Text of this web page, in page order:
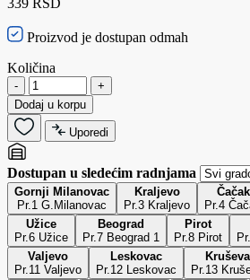
Proizvod je dostupan odmah
Količina
-
+
Dodaj u korpu
Uporedi
Dostupan u sledećim radnjama
Gornji Milanovac
Pr.1 G.Milanovac
Kraljevo
Pr.3 Kraljevo
Čačak
Pr.4
Užice
Pr.6 Užice
Beograd
Pr.7 Beograd 1
Pirot
Pr.8 Pirot
Valjevo
Pr.11 Valjevo
Leskovac
Pr.12 Leskovac
Pr.13